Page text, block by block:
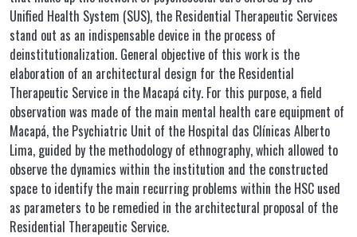
Unified Health System (SUS), the Residential Therapeutic Services
stand out as an indispensable device in the process of
deinstitutionalization. General objective of this work is the
elaboration of an architectural design for the Residential
Therapeutic Service in the Macapá city. For this purpose, a field
observation was made of the main mental health care equipment of
Macapá, the Psychiatric Unit of the Hospital das Clínicas Alberto
Lima, guided by the methodology of ethnography, which allowed to
observe the dynamics within the institution and the constructed
space to identify the main recurring problems within the HSC used
as parameters to be remedied in the architectural proposal of the
Residential Therapeutic Service.